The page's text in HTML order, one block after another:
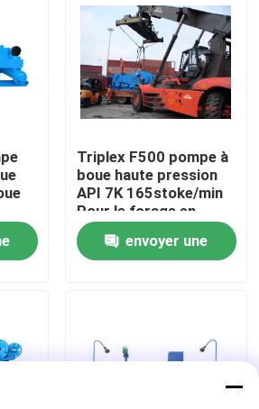
forage
de boue
Triplex F500 pompe à
boue haute pression
API 7K 165stoke/min
Pour le forage en
profondeur
envoyer une